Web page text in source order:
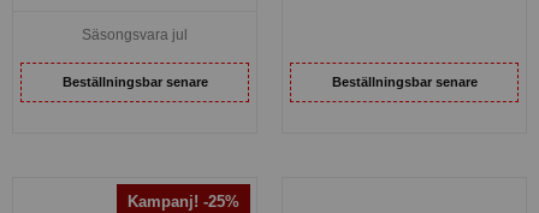
Säsongsvara jul
Beställningsbar senare Beställningsbar senare
Kampanj! -25%